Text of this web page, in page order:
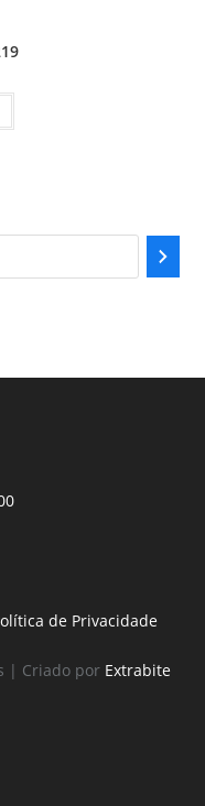
de Privacidade
| Criado por Extrabite